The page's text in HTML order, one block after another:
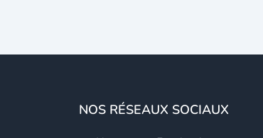
NOS RÉSEAUX SOCIAUX